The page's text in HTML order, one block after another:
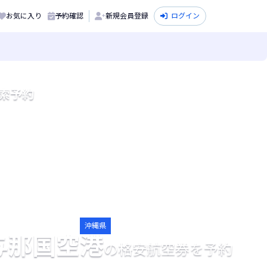
お気に入り 予約確認 新規会員登録 ログイン
予約
沖縄県
那国空港の格安航空券を予約